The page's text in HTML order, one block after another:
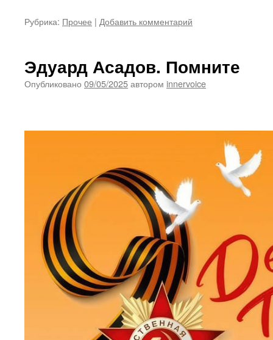
Рубрика: Прочее | Добавить комментарий
Эдуард Асадов. Помните
Опубликовано 09/05/2025автором innervoice